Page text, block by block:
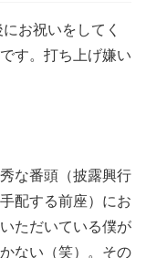
お祝いをしてく
す。打ち上げ嫌い
な番頭（披露興行
配する前座）にお
ただいている僕が
ない（笑）。その